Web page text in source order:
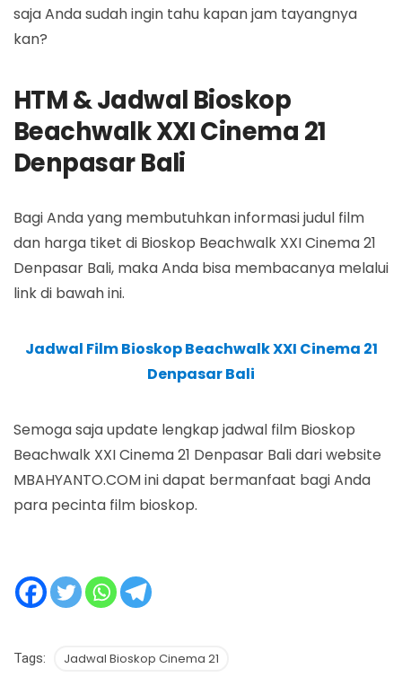
saja Anda sudah ingin tahu kapan jam tayangnya
kan?
HTM & Jadwal Bioskop
Beachwalk XXI Cinema 21
Denpasar Bali
Bagi Anda yang membutuhkan informasi judul film
dan harga tiket di Bioskop Beachwalk XXI Cinema 21
Denpasar Bali, maka Anda bisa membacanya melalui
link di bawah ini.
Jadwal Film Bioskop Beachwalk XXI Cinema 21
Denpasar Bali
Semoga saja update lengkap jadwal film Bioskop
Beachwalk XXI Cinema 21 Denpasar Bali dari website
MBAHYANTO.COM ini dapat bermanfaat bagi Anda
para pecinta film bioskop.
Tags: Jadwal Bioskop Cinema 21